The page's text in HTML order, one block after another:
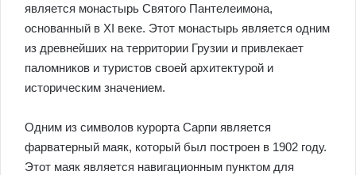
является монастырь Святого Пантелеимона,
основанный в XI веке. Этот монастырь является одним
из древнейших на территории Грузии и привлекает
паломников и туристов своей архитектурой и
историческим значением.
Одним из символов курорта Сарпи является
фарватерный маяк, который был построен в 1902 году.
Этот маяк является навигационным пунктом для